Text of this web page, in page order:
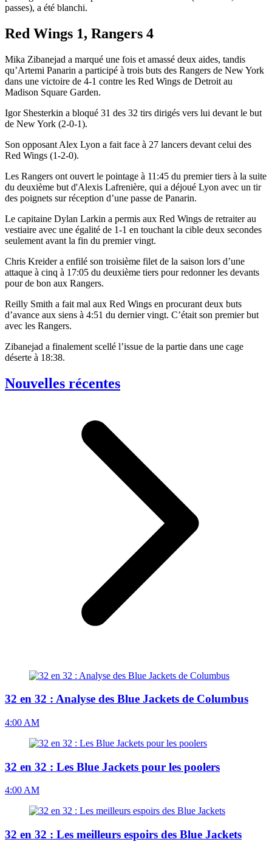
passes), a été blanchi.
Red Wings 1, Rangers 4
Mika Zibanejad a marqué une fois et amassé deux aides, tandis
qu’Artemi Panarin a participé à trois buts des Rangers de New York
dans une victoire de 4-1 contre les Red Wings de Detroit au
Madison Square Garden.
Igor Shesterkin a bloqué 31 des 32 tirs dirigés vers lui devant le but
de New York (2-0-1).
Son opposant Alex Lyon a fait face à 27 lancers devant celui des
Red Wings (1-2-0).
Les Rangers ont ouvert le pointage à 11:45 du premier tiers à la suite
du deuxième but d'Alexis Lafrenière, qui a déjoué Lyon avec un tir
des poignets sur réception d’une passe de Panarin.
Le capitaine Dylan Larkin a permis aux Red Wings de retraiter au
vestiaire avec une égalité de 1-1 en touchant la cible deux secondes
seulement avant la fin du premier vingt.
Chris Kreider a enfilé son troisième filet de la saison lors d’une
attaque à cinq à 17:05 du deuxième tiers pour redonner les devants
pour de bon aux Rangers.
Reilly Smith a fait mal aux Red Wings en procurant deux buts
d’avance aux siens à 4:51 du dernier vingt. C’était son premier but
avec les Rangers.
Zibanejad a finalement scellé l’issue de la partie dans une cage
déserte à 18:38.
Nouvelles récentes
32 en 32 : Analyse des Blue Jackets de Columbus
4:00 AM
32 en 32 : Les Blue Jackets pour les poolers
4:00 AM
32 en 32 : Les meilleurs espoirs des Blue Jackets